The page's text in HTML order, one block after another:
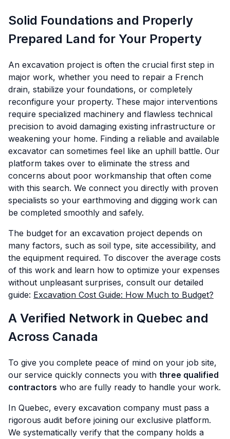
Solid Foundations and Properly
Prepared Land for Your Property
An excavation project is often the crucial first step in
major work, whether you need to repair a French
drain, stabilize your foundations, or completely
reconfigure your property. These major interventions
require specialized machinery and flawless technical
precision to avoid damaging existing infrastructure or
weakening your home. Finding a reliable and available
excavator can sometimes feel like an uphill battle. Our
platform takes over to eliminate the stress and
concerns about poor workmanship that often come
with this search. We connect you directly with proven
specialists so your earthmoving and digging work can
be completed smoothly and safely.
The budget for an excavation project depends on
many factors, such as soil type, site accessibility, and
the equipment required. To discover the average costs
of this work and learn how to optimize your expenses
without unpleasant surprises, consult our detailed
guide: Excavation Cost Guide: How Much to Budget?
A Verified Network in Quebec and
Across Canada
To give you complete peace of mind on your job site,
our service quickly connects you with three qualified
contractors who are fully ready to handle your work.
In Quebec, every excavation company must pass a
rigorous audit before joining our exclusive platform.
We systematically verify that the company holds a